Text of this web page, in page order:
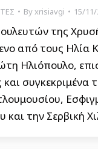
Byxrisiavgi 15/
της
από τους Ηλία
Ηλιόπουλο,
συγκεκριμένα
και την Σερβική